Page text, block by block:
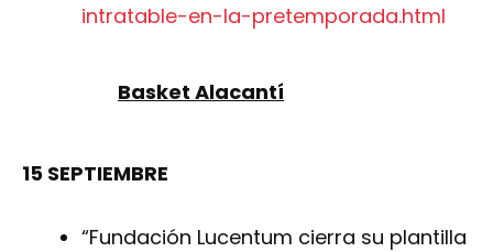
intratable-en-la-pretemporada.html
Basket Alacantí
15 SEPTIEMBRE
“Fundación Lucentum cierra su plantilla